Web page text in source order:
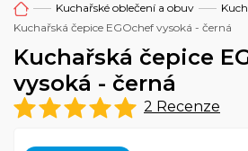
Kuchařské oblečení a obuv
Kuchařská čepice EGOchef vysoká - černá
Kuchařská čepice
vysoká - černá
2 Recenze